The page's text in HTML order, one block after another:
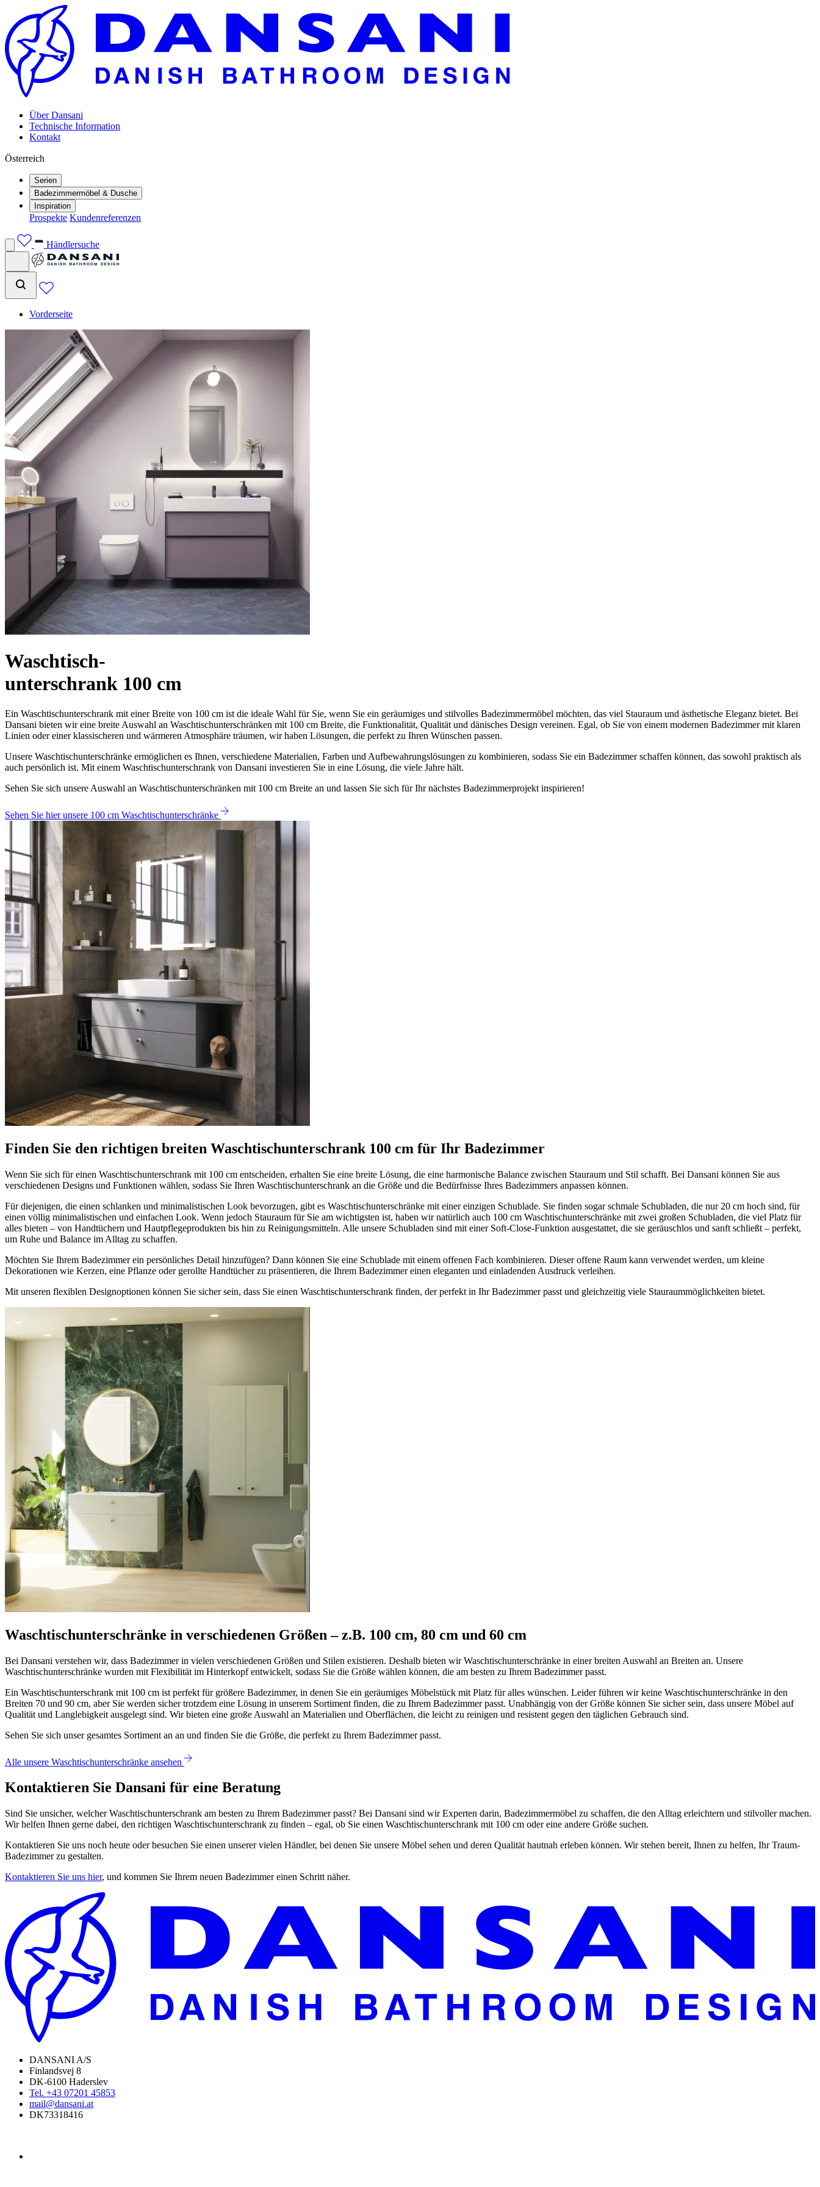
Über Dansani
Technische Information
Kontakt
Österreich
Serien
Badezimmermöbel & Dusche
Inspiration
Prospekte Kundenreferenzen
Händlersuche
Vorderseite
Waschtisch-
unterschrank 100 cm
Ein Waschtischunterschrank mit einer Breite von 100 cm ist die ideale Wahl für Sie, wenn Sie ein geräumiges und stilvolles Badezimmermöbel möchten, das viel Stauraum und ästhetische Eleganz bietet. Bei
Dansani bieten wir eine breite Auswahl an Waschtischunterschränken mit 100 cm Breite, die Funktionalität, Qualität und dänisches Design vereinen. Egal, ob Sie von einem modernen Badezimmer mit klaren
Linien oder einer klassischeren und wärmeren Atmosphäre träumen, wir haben Lösungen, die perfekt zu Ihren Wünschen passen.
Unsere Waschtischunterschränke ermöglichen es Ihnen, verschiedene Materialien, Farben und Aufbewahrungslösungen zu kombinieren, sodass Sie ein Badezimmer schaffen können, das sowohl praktisch als
auch persönlich ist. Mit einem Waschtischunterschrank von Dansani investieren Sie in eine Lösung, die viele Jahre hält.
Sehen Sie sich unsere Auswahl an Waschtischunterschränken mit 100 cm Breite an und lassen Sie sich für Ihr nächstes Badezimmerprojekt inspirieren!
Sehen Sie hier unsere 100 cm Waschtischunterschränke
Finden Sie den richtigen breiten Waschtischunterschrank 100 cm für Ihr Badezimmer
Wenn Sie sich für einen Waschtischunterschrank mit 100 cm entscheiden, erhalten Sie eine breite Lösung, die eine harmonische Balance zwischen Stauraum und Stil schafft. Bei Dansani können Sie aus
verschiedenen Designs und Funktionen wählen, sodass Sie Ihren Waschtischunterschrank an die Größe und die Bedürfnisse Ihres Badezimmers anpassen können.
Für diejenigen, die einen schlanken und minimalistischen Look bevorzugen, gibt es Waschtischunterschränke mit einer einzigen Schublade. Sie finden sogar schmale Schubladen, die nur 20 cm hoch sind, für
einen völlig minimalistischen und einfachen Look. Wenn jedoch Stauraum für Sie am wichtigsten ist, haben wir natürlich auch 100 cm Waschtischunterschränke mit zwei großen Schubladen, die viel Platz für
alles bieten – von Handtüchern und Hautpflegeprodukten bis hin zu Reinigungsmitteln. Alle unsere Schubladen sind mit einer Soft-Close-Funktion ausgestattet, die sie geräuschlos und sanft schließt – perfekt,
um Ruhe und Balance im Alltag zu schaffen.
Möchten Sie Ihrem Badezimmer ein persönliches Detail hinzufügen? Dann können Sie eine Schublade mit einem offenen Fach kombinieren. Dieser offene Raum kann verwendet werden, um kleine
Dekorationen wie Kerzen, eine Pflanze oder gerollte Handtücher zu präsentieren, die Ihrem Badezimmer einen eleganten und einladenden Ausdruck verleihen.
Mit unseren flexiblen Designoptionen können Sie sicher sein, dass Sie einen Waschtischunterschrank finden, der perfekt in Ihr Badezimmer passt und gleichzeitig viele Stauraummöglichkeiten bietet.
Waschtischunterschränke in verschiedenen Größen – z.B. 100 cm, 80 cm und 60 cm
Bei Dansani verstehen wir, dass Badezimmer in vielen verschiedenen Größen und Stilen existieren. Deshalb bieten wir Waschtischunterschränke in einer breiten Auswahl an Breiten an. Unsere
Waschtischunterschränke wurden mit Flexibilität im Hinterkopf entwickelt, sodass Sie die Größe wählen können, die am besten zu Ihrem Badezimmer passt.
Ein Waschtischunterschrank mit 100 cm ist perfekt für größere Badezimmer, in denen Sie ein geräumiges Möbelstück mit Platz für alles wünschen. Leider führen wir keine Waschtischunterschränke in den
Breiten 70 und 90 cm, aber Sie werden sicher trotzdem eine Lösung in unserem Sortiment finden, die zu Ihrem Badezimmer passt. Unabhängig von der Größe können Sie sicher sein, dass unsere Möbel auf
Qualität und Langlebigkeit ausgelegt sind. Wir bieten eine große Auswahl an Materialien und Oberflächen, die leicht zu reinigen und resistent gegen den täglichen Gebrauch sind.
Sehen Sie sich unser gesamtes Sortiment an an und finden Sie die Größe, die perfekt zu Ihrem Badezimmer passt.
Alle unsere Waschtischunterschränke ansehen
Kontaktieren Sie Dansani für eine Beratung
Sind Sie unsicher, welcher Waschtischunterschrank am besten zu Ihrem Badezimmer passt? Bei Dansani sind wir Experten darin, Badezimmermöbel zu schaffen, die den Alltag erleichtern und stilvoller machen.
Wir helfen Ihnen gerne dabei, den richtigen Waschtischunterschrank zu finden – egal, ob Sie einen Waschtischunterschrank mit 100 cm oder eine andere Größe suchen.
Kontaktieren Sie uns noch heute oder besuchen Sie einen unserer vielen Händler, bei denen Sie unsere Möbel sehen und deren Qualität hautnah erleben können. Wir stehen bereit, Ihnen zu helfen, Ihr Traum-
Badezimmer zu gestalten.
Kontaktieren Sie uns hier, und kommen Sie Ihrem neuen Badezimmer einen Schritt näher.
DANSANI A/S
Finlandsvej 8
DK-6100 Haderslev
Tel. +43 07201 45853
mail@dansani.at
DK73318416